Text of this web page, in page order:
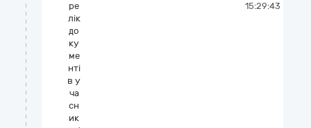
ре
лік
до
ку
ме
нті
в у
ча
сн
ик
15:29:43